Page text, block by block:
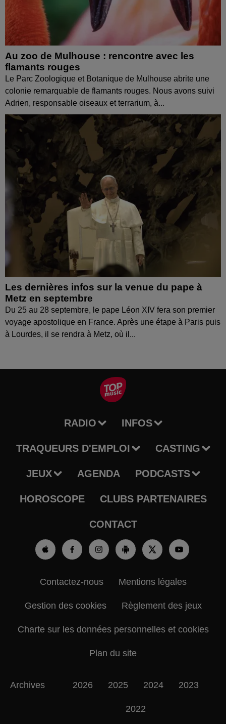
Au zoo de Mulhouse : rencontre avec les
flamants rouges
Le Parc Zoologique et Botanique de Mulhouse abrite une
colonie remarquable de flamants rouges. Nous avons suivi
Adrien, responsable oiseaux et terrarium, à...
Les dernières infos sur la venue du pape à
Metz en septembre
Du 25 au 28 septembre, le pape Léon XIV fera son premier
voyage apostolique en France. Après une étape à Paris puis
à Lourdes, il se rendra à Metz, où il...
RADIO INFOS
TRAQUEURS D'EMPLOI CASTING
JEUX AGENDA PODCASTS
HOROSCOPE CLUBS PARTENAIRES
CONTACT
Contactez-nous Mentions légales
Gestion des cookies Règlement des jeux
Charte sur les données personnelles et cookies
Plan du site
Archives 2026 2025 2024 2023
2022